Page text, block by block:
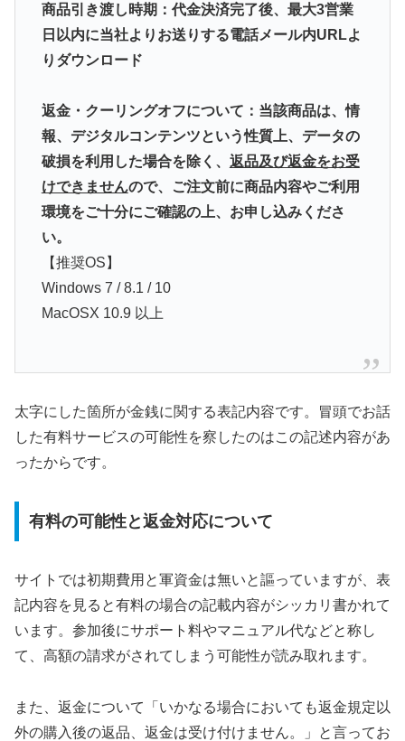
商品引き渡し時期：代金決済完了後、最大3営業
日以内に当社よりお送りする電話メール内URLよ
りダウンロード
返金・クーリングオフについて：当該商品は、情
報、デジタルコンテンツという性質上、データの
破損を利用した場合を除く、 返品及び返金をお受
けできませんので、ご注文前に商品内容やご利用
環境をご十分にご確認の上、お申し込みくださ
い。
【推奨OS】
Windows 7 / 8.1 / 10
MacOSX 10.9 以上
太字にした箇所が金銭に関する表記内容です。冒頭でお話
した有料サービスの可能性を察したのはこの記述内容があ
ったからです。
有料の可能性と返金対応について
サイトでは初期費用と軍資金は無いと謳っていますが、表
記内容を見ると有料の場合の記載内容がシッカリ書かれて
います。参加後にサポート料やマニュアル代などと称し
て、高額の請求がされてしまう可能性が読み取れます。
また、返金について「いかなる場合においても返金規定以
外の購入後の返品、返金は受け付けません。」と言ってお